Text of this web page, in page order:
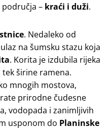
– kraći i duži.
. Nedaleko od
na šumsku stazu koja
. Korita je izdubila rijeka
širine ramena.
mnogih mostova,
prirodne čudesne
vodopada i zanimljivih
usponom do Planinske